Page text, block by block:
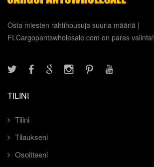
Osta miesten rahtihousuja suuria määriä |
FI.Cargopantswholesale.com on paras valinta!
TILINI
Tilini
Tilaukseni
Osoitteeni